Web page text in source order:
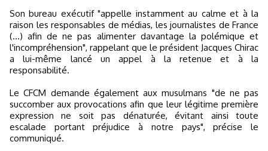
Son bureau exécutif "appelle instamment au calme et à la
raison les responsables de médias, les journalistes de France
(...) afin de ne pas alimenter davantage la polémique et
l'incompréhension", rappelant que le président Jacques Chirac
a lui-même lancé un appel à la retenue et à la
responsabilité.
Le CFCM demande également aux musulmans "de ne pas
succomber aux provocations afin que leur légitime première
expression ne soit pas dénaturée, évitant ainsi toute
escalade portant préjudice à notre pays", précise le
communiqué.